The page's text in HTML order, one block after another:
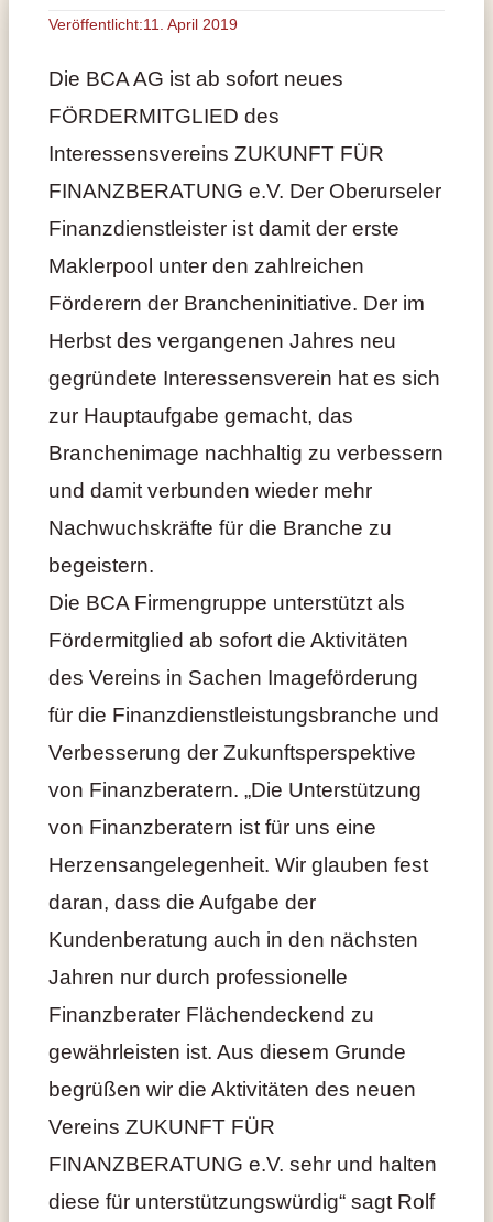
Veröffentlicht:11. April 2019
Die BCA AG ist ab sofort neues
FÖRDERMITGLIED des
Interessensvereins ZUKUNFT FÜR
FINANZBERATUNG e.V. Der Oberurseler
Finanzdienstleister ist damit der erste
Maklerpool unter den zahlreichen
Förderern der Brancheninitiative. Der im
Herbst des vergangenen Jahres neu
gegründete Interessensverein hat es sich
zur Hauptaufgabe gemacht, das
Branchenimage nachhaltig zu verbessern
und damit verbunden wieder mehr
Nachwuchskräfte für die Branche zu
begeistern.
Die BCA Firmengruppe unterstützt als
Fördermitglied ab sofort die Aktivitäten
des Vereins in Sachen Imageförderung
für die Finanzdienstleistungsbranche und
Verbesserung der Zukunftsperspektive
von Finanzberatern. „Die Unterstützung
von Finanzberatern ist für uns eine
Herzensangelegenheit. Wir glauben fest
daran, dass die Aufgabe der
Kundenberatung auch in den nächsten
Jahren nur durch professionelle
Finanzberater Flächendeckend zu
gewährleisten ist. Aus diesem Grunde
begrüßen wir die Aktivitäten des neuen
Vereins ZUKUNFT FÜR
FINANZBERATUNG e.V. sehr und halten
diese für unterstützungswürdig“ sagt Rolf